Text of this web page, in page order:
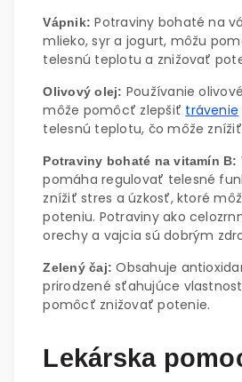
Vápnik: Potraviny bohaté na
mlieko, syr a jogurt, môžu
telesnú teplotu a znižovať
Olivový olej: Používanie
môže pomôcť zlepšiť trávenie
telesnú teplotu, čo môže
Potraviny bohaté na vitamín B:
pomáha regulovať telesné
znížiť stres a úzkosť, ktoré
poteniu. Potraviny ako
orechy a vajcia sú dobrým
Zelený čaj: Obsahuje
prirodzené sťahujúce
pomôcť znižovať potenie.
Lekárska